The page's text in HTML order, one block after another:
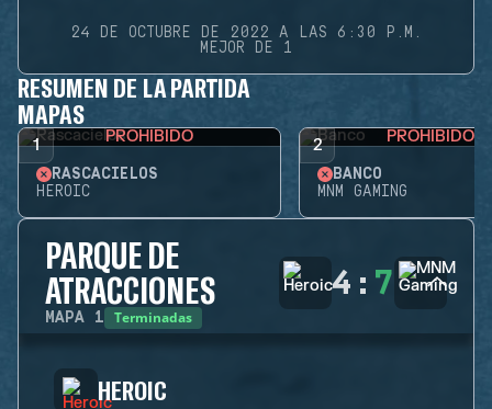
24 DE OCTUBRE DE 2022 A LAS 6:30 P.M.
MEJOR DE 1
RESUMEN DE LA PARTIDA
MAPAS
1 PROHIBIDO
RASCACIELOS
HEROIC
2 PROHIBIDO
BANCO
MNM GAMING
PARQUE DE
ATRACCIONES
MAPA 1 Terminadas
4 : 7
HEROIC